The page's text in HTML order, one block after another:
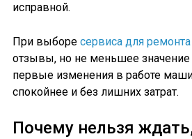
исправной.
При выборе сервиса для
отзывы, но не меньшее значение
первые изменения в работе
спокойнее и без лишних затрат.
Почему нельзя